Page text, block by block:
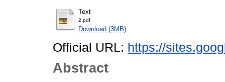
Text
2.pdf
Download (3MB)
Official URL: https://
Abstract